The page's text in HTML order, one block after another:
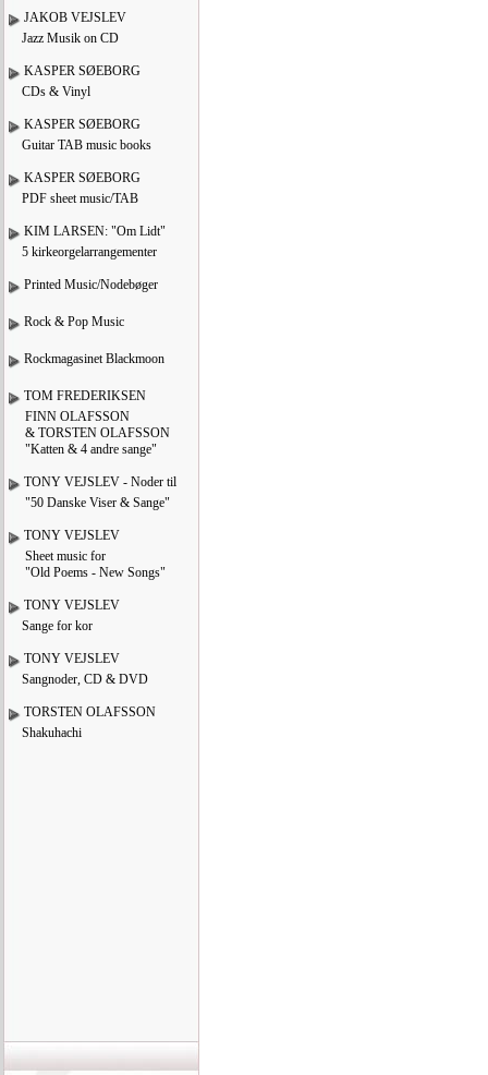
JAKOB VEJSLEV
Jazz Musik on CD
KASPER SØEBORG
CDs & Vinyl
KASPER SØEBORG
Guitar TAB music books
KASPER SØEBORG
PDF sheet music/TAB
KIM LARSEN: "Om Lidt"
5 kirkeorgelarrangementer
Printed Music/Nodebøger
Rock & Pop Music
Rockmagasinet Blackmoon
TOM FREDERIKSEN
FINN OLAFSSON
& TORSTEN OLAFSSON
"Katten & 4 andre sange"
TONY VEJSLEV - Noder til
"50 Danske Viser & Sange"
TONY VEJSLEV
Sheet music for
"Old Poems - New Songs"
TONY VEJSLEV
Sange for kor
TONY VEJSLEV
Sangnoder, CD & DVD
TORSTEN OLAFSSON
Shakuhachi